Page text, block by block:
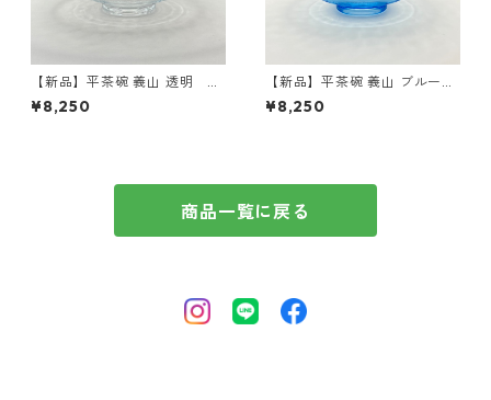
【新品】平茶碗 義山 透明 東
太武朗 紙箱入 耐熱
¥8,250
【新品】平茶碗 義山 ブルー
東太武朗 紙箱入 耐熱
¥8,250
商品一覧に戻る